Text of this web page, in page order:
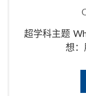
超学科主题
想